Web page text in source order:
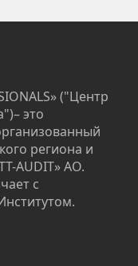
("Центр
это
региона и
AUDIT» АО.
с